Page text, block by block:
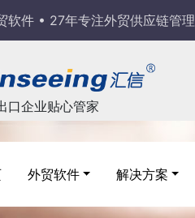
软件 • 27年专注外贸供应链管理
企业贴心管家
外贸软件 解决方案